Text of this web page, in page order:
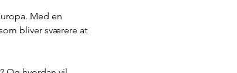
Med en
bliver sværere at